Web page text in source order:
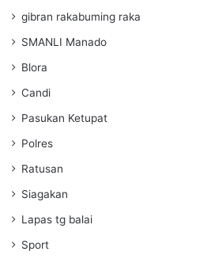
gibran rakabuming raka
SMANLI Manado
Blora
Candi
Pasukan Ketupat
Polres
Ratusan
Siagakan
Lapas tg balai
Sport